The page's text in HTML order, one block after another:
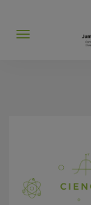
Abrir